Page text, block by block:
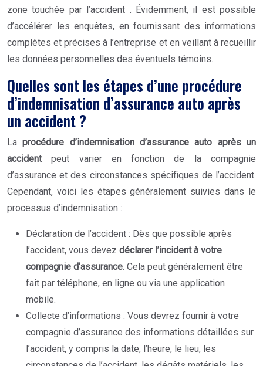
zone touchée par l’accident . Évidemment, il est possible
d’accélérer les enquêtes, en fournissant des informations
complètes et précises à l’entreprise et en veillant à recueillir
les données personnelles des éventuels témoins.
Quelles sont les étapes d’une procédure
d’indemnisation d’assurance auto après
un accident ?
Laprocédure d’indemnisation d’assurance auto après un
accidentpeut varier en fonction de la compagnie
d’assurance et des circonstances spécifiques de l’accident.
Cependant, voici les étapes généralement suivies dans le
processus d’indemnisation :
Déclaration de l’accident : Dès que possible après
l’accident, vous devez déclarer l’incident à votre
compagnie d’assurance. Cela peut généralement être
fait par téléphone, en ligne ou via une application
mobile.
Collecte d’informations : Vous devrez fournir à votre
compagnie d’assurance des informations détaillées sur
l’accident, y compris la date, l’heure, le lieu, les